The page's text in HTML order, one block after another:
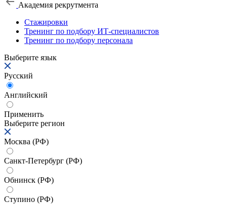
Академия рекрутмента
Стажировки
Тренинг по подбору ИТ-специалистов
Тренинг по подбору персонала
Выберите язык
Русский
Английский
Применить
Выберите регион
Москва (РФ)
Санкт-Петербург (РФ)
Обнинск (РФ)
Ступино (РФ)